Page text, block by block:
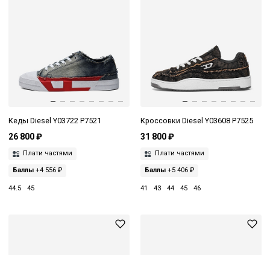
Кеды Diesel Y03722 P7521
26 800 ₽
Плати частями
Баллы +4 556 ₽
44.5 45
Кроссовки Diesel Y03608 P7525
31 800 ₽
Плати частями
Баллы+5 406 ₽
41 43 44 45 46